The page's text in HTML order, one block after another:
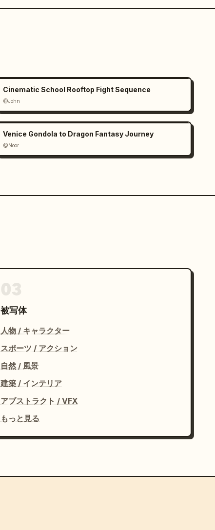
Cinematic School Rooftop Fight Sequence
@John
Venice Gondola to Dragon Fantasy Journey
@Noor
被写体
人物 / キャラクター
スポーツ / アクション
自然 / 風景
建築 / インテリア
アブストラクト / VFX
もっと見る